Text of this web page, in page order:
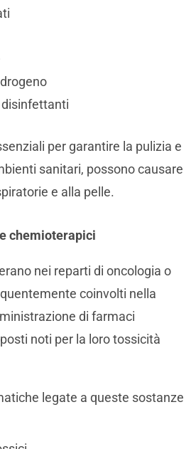
per garantire la pulizia e
sanitari, possono causare
e alla pelle.
chemioterapici
nei reparti di oncologia o
coinvolti nella
di farmaci
noti per la loro tossicità
legate a queste sostanze